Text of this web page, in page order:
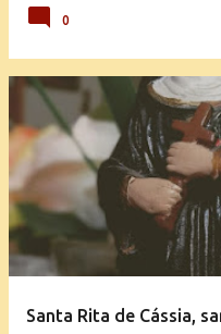
0
Santa Rita de Cássia,